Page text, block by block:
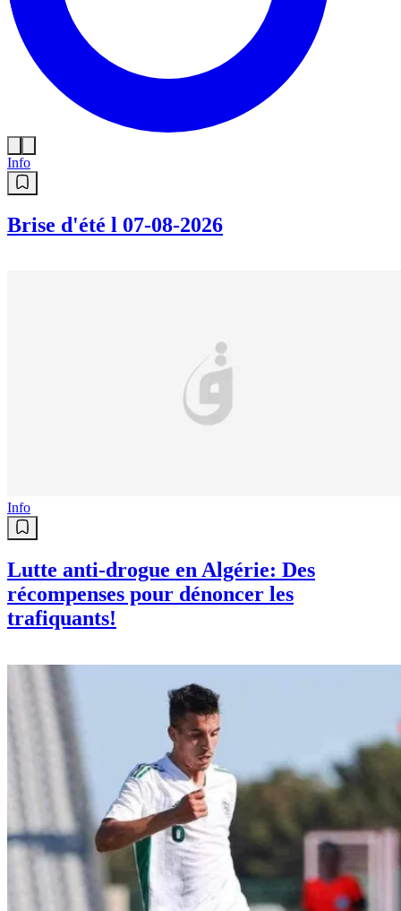
Info
Brise d'été l 07-08-2026
Info
Lutte anti-drogue en Algérie: Des
récompenses pour dénoncer les
trafiquants!